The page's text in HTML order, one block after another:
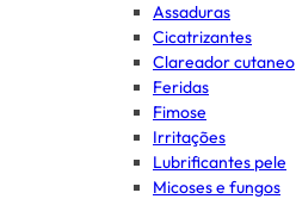
Assaduras
Cicatrizantes
Clareador cutaneo
Feridas
Fimose
Irritações
Lubrificantes pele
Micoses e fungos